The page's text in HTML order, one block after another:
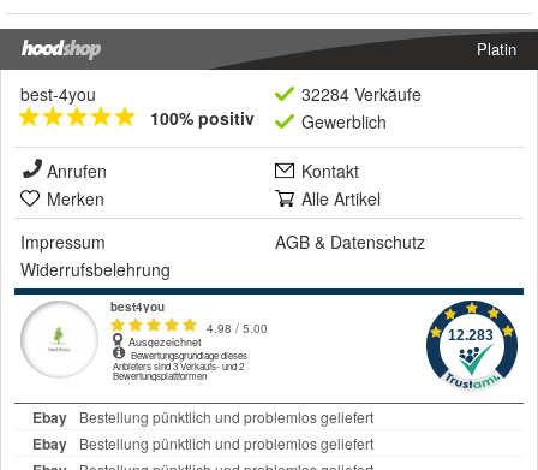
Platin
best-4you
100% positiv
32284 Verkäufe
Gewerblich
Anrufen
Kontakt
Merken
Alle Artikel
Impressum
AGB & Datenschutz
Widerrufsbelehrung